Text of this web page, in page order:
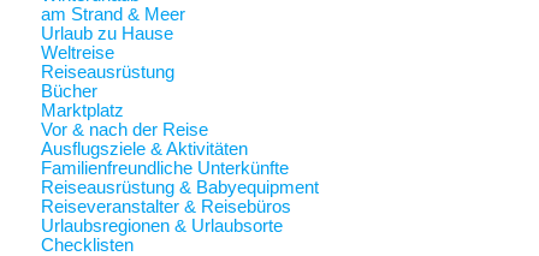
am Strand & Meer
Urlaub zu Hause
Weltreise
Reiseausrüstung
Bücher
Marktplatz
Vor & nach der Reise
Ausflugsziele & Aktivitäten
Familienfreundliche Unterkünfte
Reiseausrüstung & Babyequipment
Reiseveranstalter & Reisebüros
Urlaubsregionen & Urlaubsorte
Checklisten